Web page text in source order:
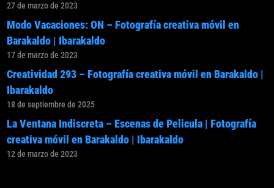
27 de marzo de 2023
Modo Vacaciones: ON – Fotografía creativa móvil en
Barakaldo | Ibarakaldo
17 de marzo de 2023
Creatividad 293 – Fotografía creativa móvil en Barakaldo |
Ibarakaldo
18 de septiembre de 2025
La Ventana Indiscreta – Escenas de Pelicula | Fotografía
creativa móvil en Barakaldo | Ibarakaldo
12 de marzo de 2023